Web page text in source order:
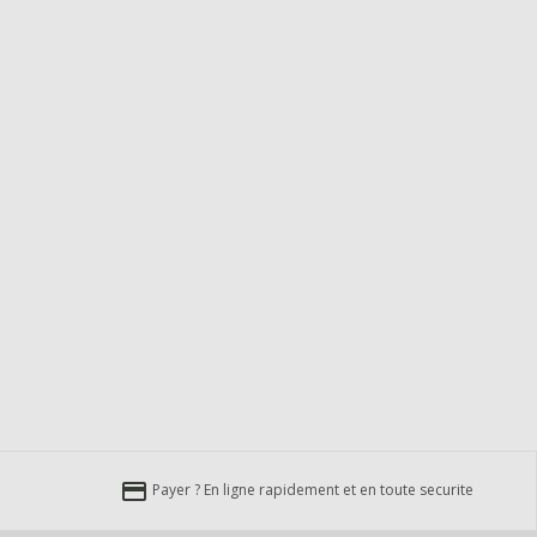
credit_card Payer ? En ligne rapidement et en toute securite